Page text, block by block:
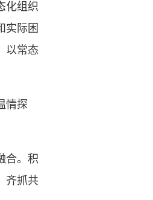
化组织
实际困
以常态
情探
合。积
齐抓共